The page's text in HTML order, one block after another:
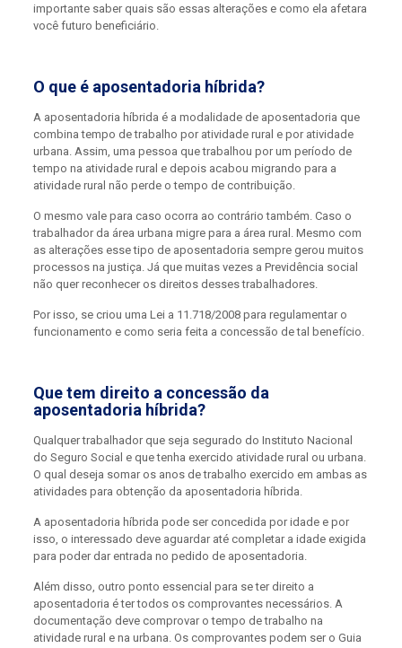
importante saber quais são essas alterações e como ela afetara
você futuro beneficiário.
O que é aposentadoria híbrida?
A aposentadoria híbrida é a modalidade de aposentadoria que
combina tempo de trabalho por atividade rural e por atividade
urbana. Assim, uma pessoa que trabalhou por um período de
tempo na atividade rural e depois acabou migrando para a
atividade rural não perde o tempo de contribuição.
O mesmo vale para caso ocorra ao contrário também. Caso o
trabalhador da área urbana migre para a área rural. Mesmo com
as alterações esse tipo de aposentadoria sempre gerou muitos
processos na justiça. Já que muitas vezes a Previdência social
não quer reconhecer os direitos desses trabalhadores.
Por isso, se criou uma Lei a 11.718/2008 para regulamentar o
funcionamento e como seria feita a concessão de tal benefício.
Que tem direito a concessão da
aposentadoria híbrida?
Qualquer trabalhador que seja segurado do Instituto Nacional
do Seguro Social e que tenha exercido atividade rural ou urbana.
O qual deseja somar os anos de trabalho exercido em ambas as
atividades para obtenção da aposentadoria híbrida.
A aposentadoria híbrida pode ser concedida por idade e por
isso, o interessado deve aguardar até completar a idade exigida
para poder dar entrada no pedido de aposentadoria.
Além disso, outro ponto essencial para se ter direito a
aposentadoria é ter todos os comprovantes necessários. A
documentação deve comprovar o tempo de trabalho na
atividade rural e na urbana. Os comprovantes podem ser o Guia